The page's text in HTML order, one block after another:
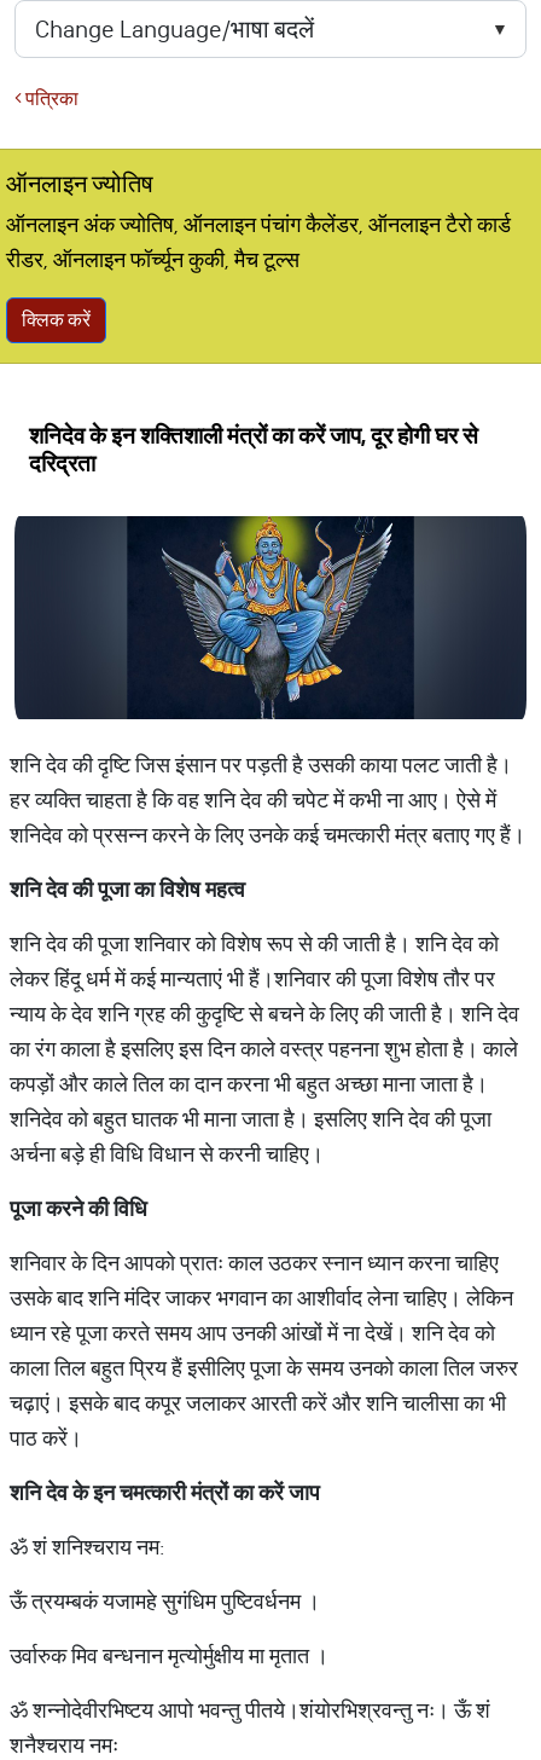
पत्रिका
ऑनलाइन ज्योतिष
ऑनलाइन अंक ज्योतिष, ऑनलाइन पंचांग कैलेंडर, ऑनलाइन टैरो कार्ड
रीडर, ऑनलाइन फॉर्च्यून कुकी, मैच टूल्स
क्लिक करें
शनिदेव के इन शक्तिशाली मंत्रों का करें जाप, दूर होगी घर से
दरिद्रता
शनि देव की दृष्टि जिस इंसान पर पड़ती है उसकी काया पलट जाती है।
हर व्यक्ति चाहता है कि वह शनि देव की चपेट में कभी ना आए। ऐसे में
शनिदेव को प्रसन्न करने के लिए उनके कई चमत्कारी मंत्र बताए गए हैं।
शनिदेवकीपूजाकाविशेषमहत्व
शनि देव की पूजा शनिवार को विशेष रूप से की जाती है। शनि देव को
लेकर हिंदू धर्म में कई मान्यताएं भी हैं।शनिवार की पूजा विशेष तौर पर
न्याय के देव शनि ग्रह की कुदृष्टि से बचने के लिए की जाती है। शनि देव
का रंग काला है इसलिए इस दिन काले वस्त्र पहनना शुभ होता है। काले
कपड़ों और काले तिल का दान करना भी बहुत अच्छा माना जाता है।
शनिदेव को बहुत घातक भी माना जाता है। इसलिए शनि देव की पूजा
अर्चना बड़े ही विधि विधान से करनी चाहिए।
पूजाकरनेकीविधि
शनिवार के दिन आपको प्रातः काल उठकर स्नान ध्यान करना चाहिए
उसके बाद शनि मंदिर जाकर भगवान का आशीर्वाद लेना चाहिए। लेकिन
ध्यान रहे पूजा करते समय आप उनकी आंखों में ना देखें। शनि देव को
काला तिल बहुत प्रिय हैं इसीलिए पूजा के समय उनको काला तिल जरुर
चढ़ाएं। इसके बाद कपूर जलाकर आरती करें और शनि चालीसा का भी
पाठ करें।
शनिदेवकेइनचमत्कारीमंत्रोंकाकरेंजाप
ॐ शं शनिश्चराय नम:
ऊँ त्रयम्बकं यजामहे सुगंधिम पुष्टिवर्धनम ।
उर्वारुक मिव बन्धनान मृत्योर्मुक्षीय मा मृतात ।
ॐ शन्नोदेवीरभिष्टय आपो भवन्तु पीतये।शंयोरभिश्रवन्तु नः। ऊँ शं
शनैश्चराय नमः